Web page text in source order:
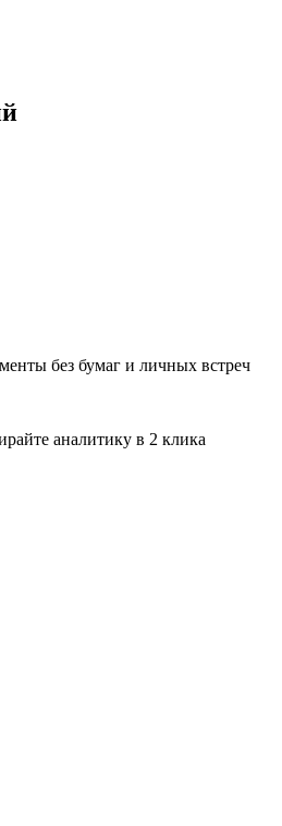
без бумаг и личных встреч
аналитику в 2 клика